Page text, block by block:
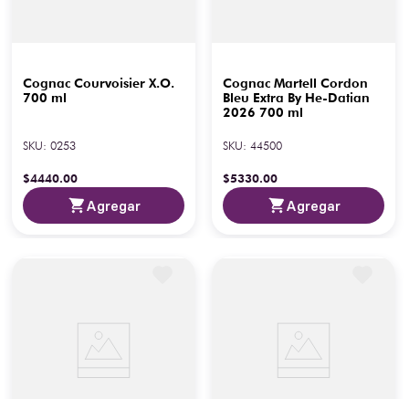
Cognac Courvoisier X.O.
700 ml
SKU: 0253
$4440.00
Agregar
Cognac Martell Cordon
Bleu Extra By He-Datian
2026 700 ml
SKU: 44500
$5330.00
Agregar